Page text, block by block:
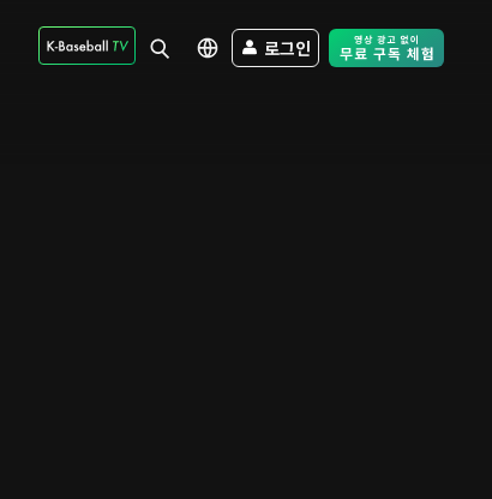
로그인 Free Trial -